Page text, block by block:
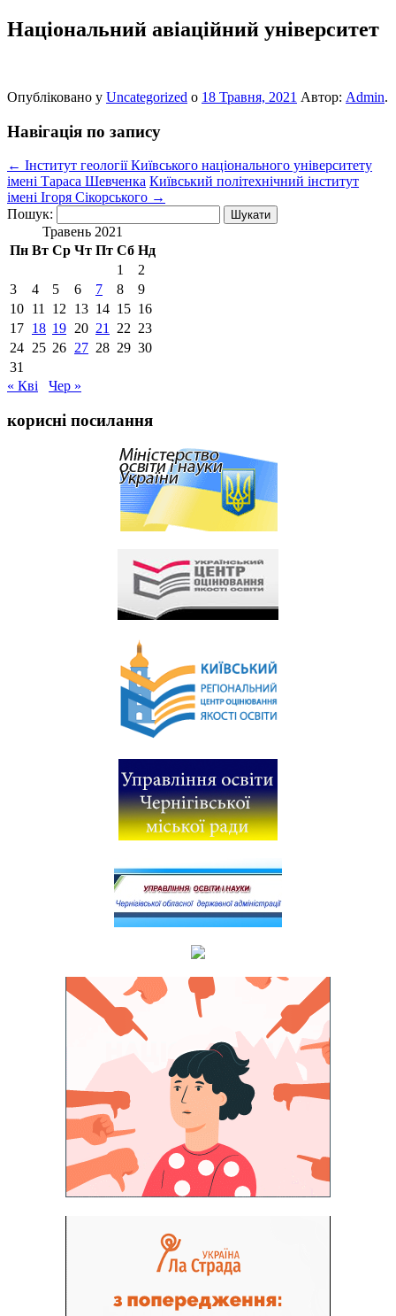
Національний авіаційний університет
Опубліковано у Uncategorized о 18 Травня, 2021 Автор: Admin.
Навігація по запису
← Інститут геології Київського національного університету
імені Тараса Шевченка Київський політехнічний інститут
імені Ігоря Сікорського →
Пошук:
Травень 2021
Пн Вт Ср Чт Пт Сб Нд
1
2
3
4 5 6 7 8
9
10 11 12 13 14 15 16
17 18 19 20 21 22 23
24 25 26 27 28 29 30
31
« Кві
Чер »
корисні посилання